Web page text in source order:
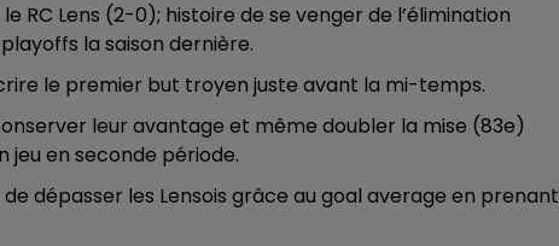
RC Lens (2-0); histoire de se venger de l’élimination
la saison dernière.
le premier but troyen juste avant la mi-temps.
leur avantage et même doubler la mise (83e)
jeu en seconde période.
dépasser les Lensois grâce au goal average en prenant